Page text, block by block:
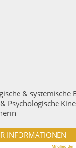
& systemische
Psychologische
INFORMATIONEN